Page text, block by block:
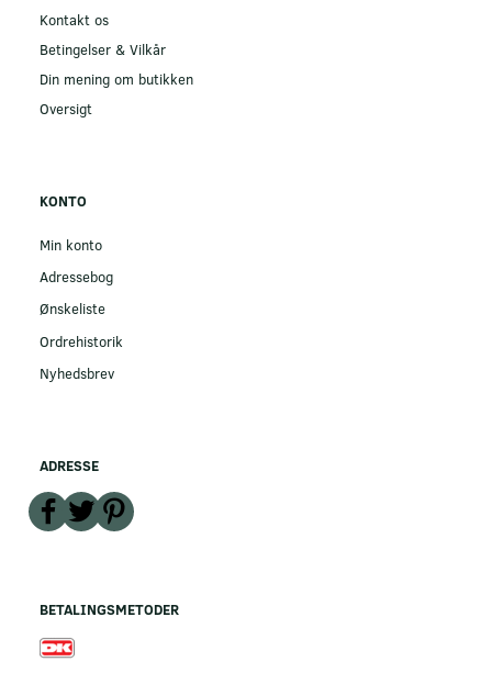
Kontakt os
Betingelser & Vilkår
Din mening om butikken
Oversigt
KONTO
Min konto
Adressebog
Ønskeliste
Ordrehistorik
Nyhedsbrev
ADRESSE
BETALINGSMETODER